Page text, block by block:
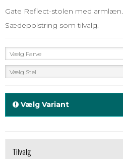
Gate Reflect-stolen med armlæn.
Sædepolstring som tilvalg.
Vælg Farve
Vælg Stel
Vælg Variant
Tilvalg